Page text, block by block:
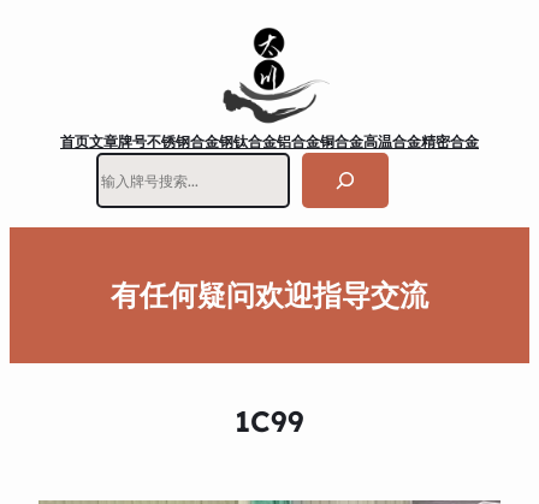
首页文章牌号不锈钢合金钢钛合金铝合金铜合金高温合金精密合金
有任何疑问欢迎指导交流
1C99